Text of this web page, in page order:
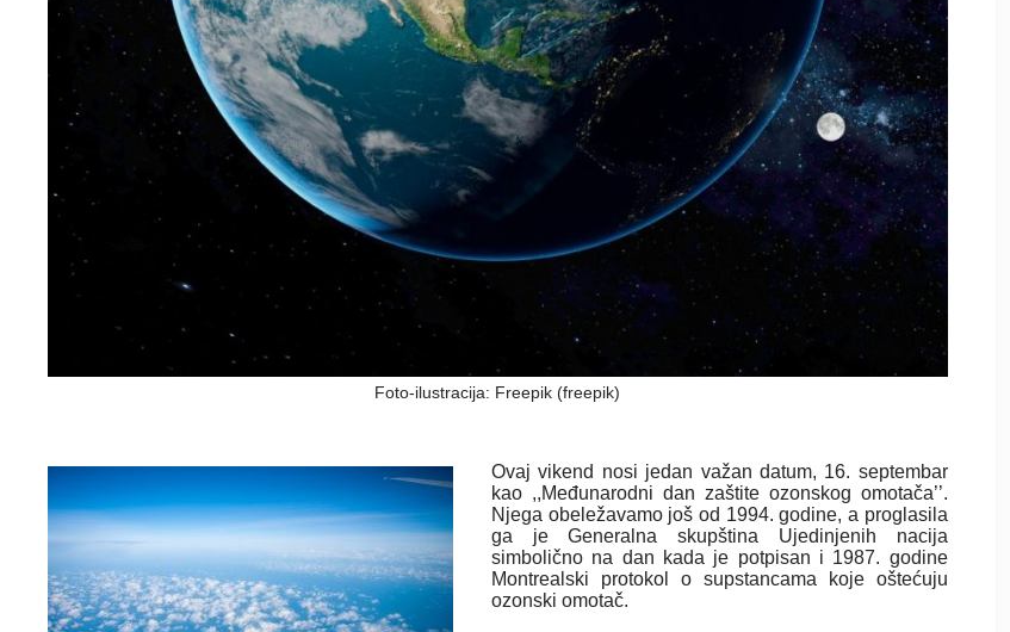
Foto-ilustracija: Freepik (freepik)
Ovaj vikend nosi jedan važan datum, 16. septembar
kao ,,Međunarodni dan zaštite ozonskog omotača’’.
Njega obeležavamo još od 1994. godine, a proglasila
ga je Generalna skupština Ujedinjenih nacija
simbolično na dan kada je potpisan i 1987. godine
Montrealski protokol o supstancama koje oštećuju
ozonski omotač.